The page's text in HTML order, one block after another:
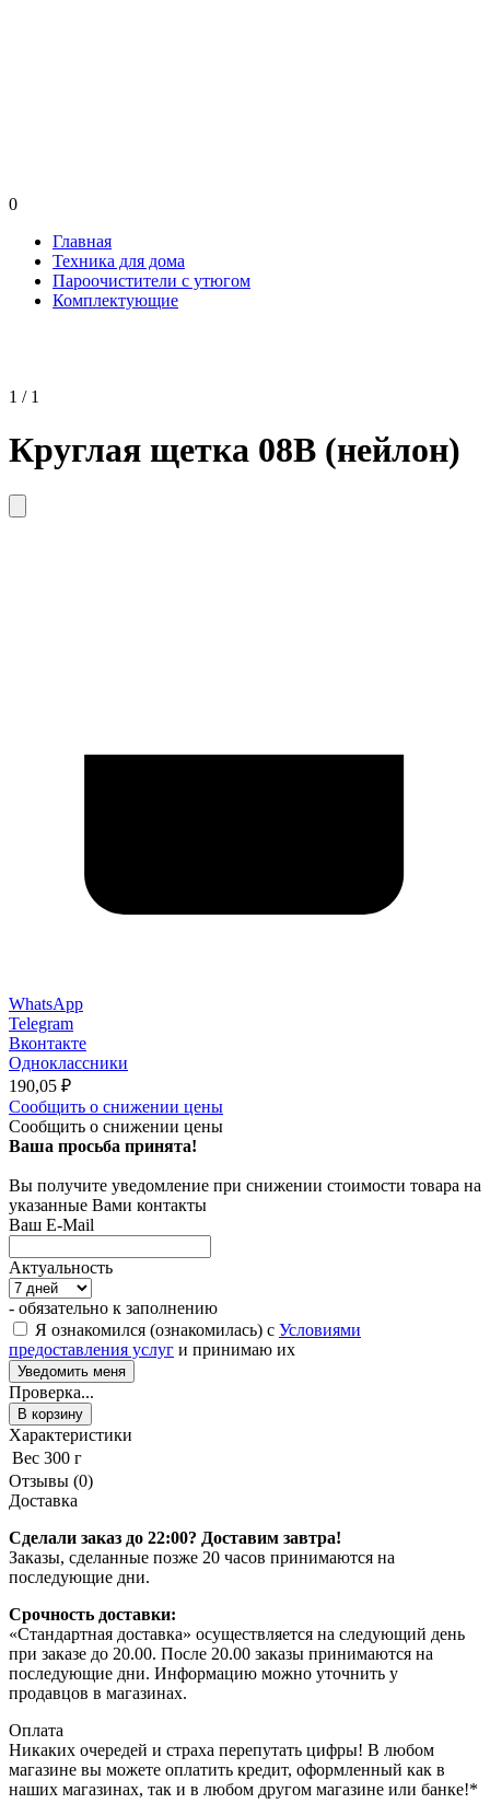
0
Главная
Техника для дома
Пароочистители с утюгом
Комплектующие
1 / 1
Круглая щетка 08В (нейлон)
WhatsApp
Telegram
Вконтакте
Одноклассники
190,05 ₽
Сообщить о снижении цены
Сообщить о снижении цены
Ваша просьба принята!
Вы получите уведомление при снижении стоимости товара на
указанные Вами контакты
Ваш E-Mail
Актуальность
- обязательно к заполнению
Я ознакомился (ознакомилась) с Условиями
предоставления услуг и принимаю их
Проверка...
В корзину
Характеристики
Вес 300 г
Отзывы (0)
Доставка
Сделали заказ до 22:00? Доставим завтра!
Заказы, сделанные позже 20 часов принимаются на
последующие дни.
Срочность доставки:
«Стандартная доставка» осуществляется на следующий день
при заказе до 20.00. После 20.00 заказы принимаются на
последующие дни. Информацию можно уточнить у
продавцов в магазинах.
Оплата
Никаких очередей и страха перепутать цифры! В любом
магазине вы можете оплатить кредит, оформленный как в
наших магазинах, так и в любом другом магазине или банке!*